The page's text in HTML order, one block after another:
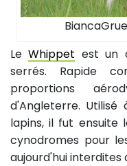
LeWhippet est un
serrés. Rapide
proportions
d'Angleterre.
lapins, il fut ensuite
cynodromes pour
aujourd'hui interdites